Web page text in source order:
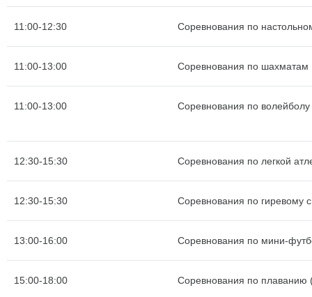
11:00-12:30 Соревнования по
11:00-13:00 Соревнования по шахматам
11:00-13:00 Соревнования по волейболу
12:30-15:30 Соревнования по легкой
12:30-15:30 Соревнования по гиревому
13:00-16:00 Соревнования по мини-
15:00-18:00 Соревнования по плаванию